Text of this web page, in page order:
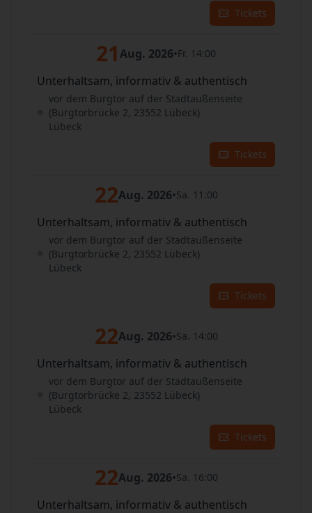
Tickets
21 Aug. 2026•Fr. 14:00
Unterhaltsam, informativ & authentisch
vor dem Burgtor auf der Stadtaußenseite
(Burgtorbrücke 2, 23552 Lübeck)
Lübeck
Tickets
22Aug. 2026•Sa. 11:00
Unterhaltsam, informativ & authentisch
vor dem Burgtor auf der Stadtaußenseite
(Burgtorbrücke 2, 23552 Lübeck)
Lübeck
Tickets
22Aug. 2026•Sa. 14:00
Unterhaltsam, informativ & authentisch
vor dem Burgtor auf der Stadtaußenseite
(Burgtorbrücke 2, 23552 Lübeck)
Lübeck
Tickets
22Aug. 2026•Sa. 16:00
Unterhaltsam, informativ & authentisch